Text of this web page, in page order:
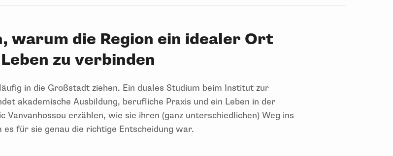
warum die Region ein idealer Ort
zu verbinden
in die Großstadt ziehen. Ein duales Studium beim Institut zur
akademische Ausbildung, berufliche Praxis und ein Leben in der
erzählen, wie sie ihren (ganz unterschiedlichen) Weg ins
für sie genau die richtige Entscheidung war.